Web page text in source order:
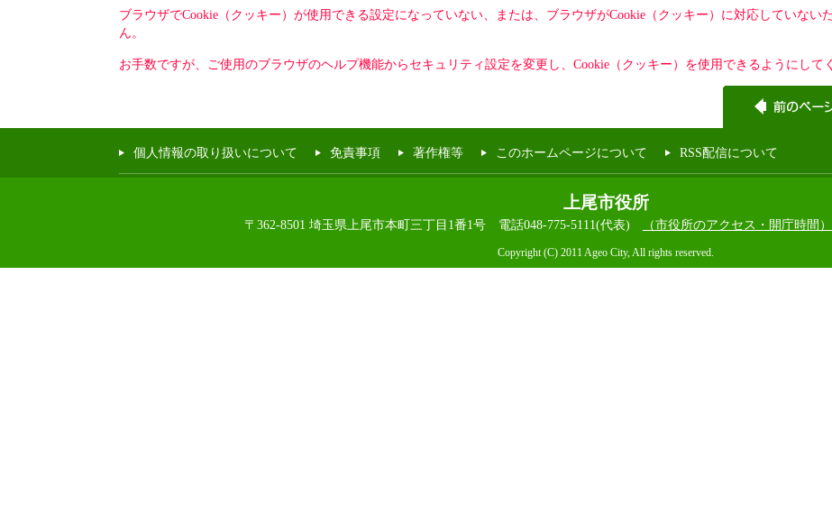
ブラウザでCookie（クッキー）が使用できる設定になっていない、または、ブラウザがCookie（クッキー）に対応していな
ん。
お手数ですが、ご使用のブラウザのヘルプ機能からセキュリティ設定を変更し、Cookie（クッキー）を使用できるようにして
個人情報の取り扱いについて 免責事項 著作権等 このホームページについて RSS配信について
上尾市役所
〒362-8501 埼玉県上尾市本町三丁目1番1号 電話048-775-5111(代表) （市役所のアクセス・開庁時間）
Copyright (C) 2011 Ageo City, All rights reserved.